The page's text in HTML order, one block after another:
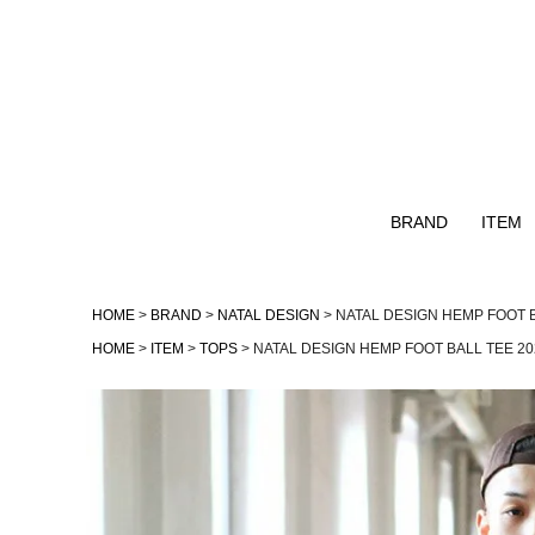
BRAND
GOHEMP
NATAL DESIGN
ITEM
OUTER
HOME BRAND NATAL DESIGN
NATAL DESIGN HEMP FOOT
HOME
ITEM TOPS NATAL DESIGN HEMP FOOT BALL TEE